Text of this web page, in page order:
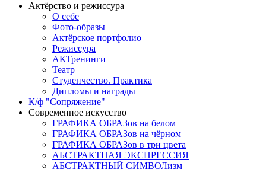
Актёрство и режиссура
О себе
Фото-образы
Актёрское портфолио
Режиссура
АКТренинги
Театр
Студенчество. Практика
Дипломы и награды
К/ф "Сопряжение"
Современное искусство
ГРАФИКА ОБРАЗов на белом
ГРАФИКА ОБРАЗов на чёрном
ГРАФИКА ОБРАЗов в три цвета
АБСТРАКТНАЯ ЭКСПРЕССИЯ
АБСТРАКТНЫЙ СИМВОЛизм